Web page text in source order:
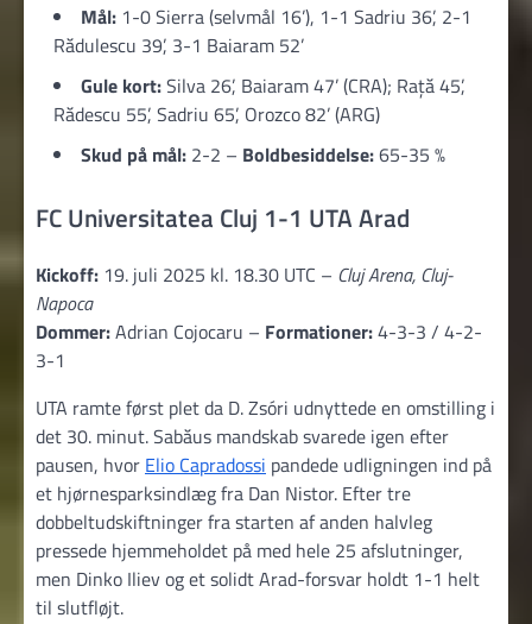
Mål: 1-0 Sierra (selvmål 16’), 1-1 Sadriu 36’, 2-1
Rădulescu 39’, 3-1 Baiaram 52’
Gule kort:Silva 26’, Baiaram 47’ (CRA); Rață 45’,
Rădescu 55’, Sadriu 65’, Orozco 82’ (ARG)
Skud på mål: 2-2 – Boldbesiddelse:65-35 %
FC Universitatea Cluj 1-1 UTA Arad
Kickoff: 19. juli 2025 kl. 18.30 UTC – Cluj Arena, Cluj-
Napoca
Dommer:Adrian Cojocaru – Formationer:4-3-3 / 4-2-
3-1
UTA ramte først plet da D. Zsóri udnyttede en omstilling i
det 30. minut. Sabăus mandskab svarede igen efter
pausen, hvor Elio Capradossi pandede udligningen ind på
et hjørnesparksindlæg fra Dan Nistor. Efter tre
dobbeltudskiftninger fra starten af anden halvleg
pressede hjemmeholdet på med hele 25 afslutninger,
men Dinko Iliev og et solidt Arad-forsvar holdt 1-1 helt
til slutfløjt.